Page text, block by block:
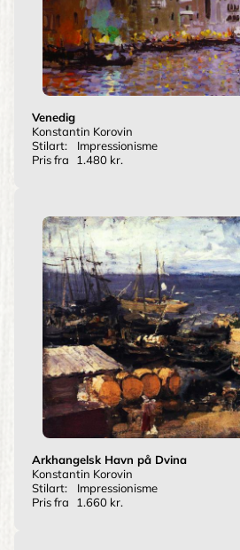
Venedig
Konstantin Korovin
Stilart:
Impressionisme
Pris fra
1.480 kr.
Arkhangelsk Havn på Dvina
Konstantin Korovin
Stilart:
Impressionisme
Pris fra
1.660 kr.